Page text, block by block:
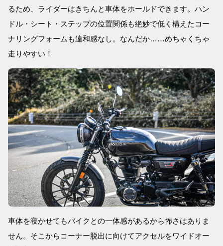
るため、ライダーはきちんと車体をホールドできます。ハン
ドル・シート・ステップの位置関係も絶妙で低く構えたコー
ナリングフォームも違和感なし。なんだか……めちゃくちゃ
走りやすい！
車体を寝かせてもバイクとの一体感があるから怖さはありま
せん。そこからコーナー脱出に向けてアクセルをワイドオー